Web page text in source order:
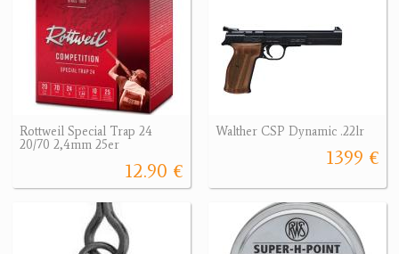
Rottweil Special Trap 24
20/70 2,4mm 25er
12.90 €
Walther CSP Dynamic .22lr
1399 €